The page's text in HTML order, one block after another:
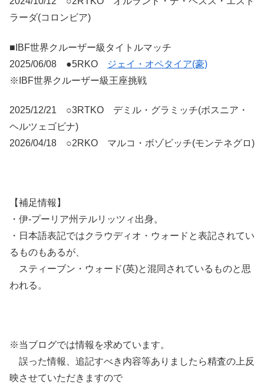
ラーダ(コロンビア)
■IBF世界クルーザー級タイトルマッチ
2025/06/08 ●5RKO
ジェイ・オペタイア(豪)
※IBF世界クルーザー級王座挑戦
2025/12/21 ○3RTKO デミル・グラミッチ(ボスニア・
ヘルツェゴビナ)
2026/04/18 ○2RKO マルコ・ボゾビッチ(モンテネグロ)
【補足情報】
・伊-プーリア州テルリッツィ出身。
・日本語表記ではクラウディオ・ウォードと表記されてい
るものもあるが、
スティーブン・ウォード(英)と混同されているものと思
われる。
※当ブログでは情報を求めています。
誤った情報、追記すべき内容等ありましたら精査の上反
映させていただきますので